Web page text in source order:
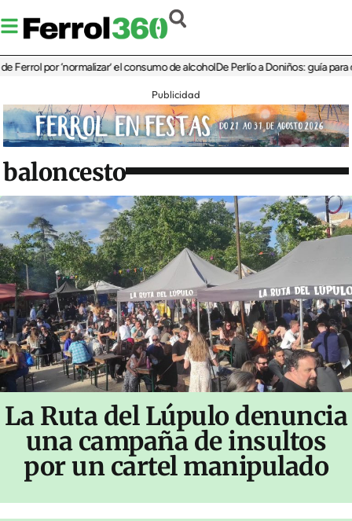
por ‘normalizar’ el consumo de alcoholDe Perlío a Doniños: guía para
Publicidad
baloncesto
La Ruta del Lúpulo denuncia
una campaña de insultos
por un cartel manipulado